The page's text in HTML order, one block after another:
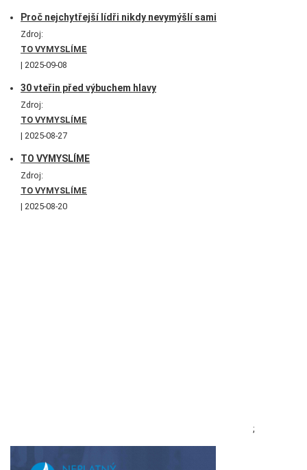
Proč nejchytřejší lídři nikdy nevymýšlí sami
Zdroj:
TO VYMYSLÍME
2025-09-08
30 vteřin před výbuchem hlavy
Zdroj:
TO VYMYSLÍME
2025-08-27
TO VYMYSLÍME
Zdroj:
TO VYMYSLÍME
2025-08-20
;